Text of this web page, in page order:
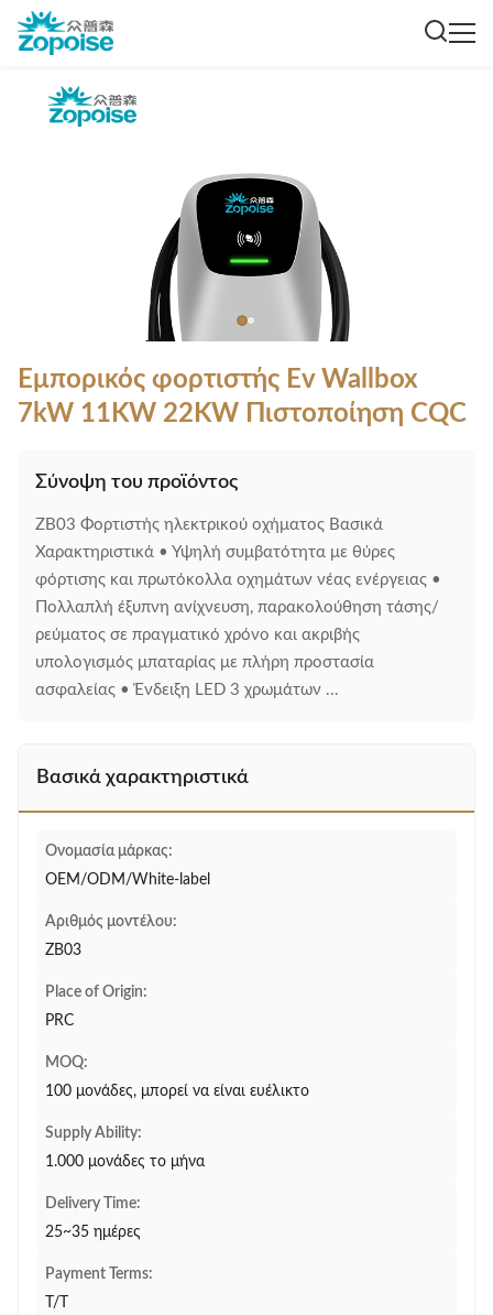
Εμπορικός φορτιστής Ev Wallbox
7kW 11KW 22KW Πιστοποίηση CQC
Σύνοψη του προϊόντος
ZB03 Φορτιστής ηλεκτρικού οχήματος Βασικά
Χαρακτηριστικά • Υψηλή συμβατότητα με θύρες
φόρτισης και πρωτόκολλα οχημάτων νέας ενέργειας •
Πολλαπλή έξυπνη ανίχνευση, παρακολούθηση τάσης/
ρεύματος σε πραγματικό χρόνο και ακριβής
υπολογισμός μπαταρίας με πλήρη προστασία
ασφαλείας • Ένδειξη LED 3 χρωμάτων ...
Βασικά χαρακτηριστικά
Ονομασία μάρκας:
OEM/ODM/White-label
Αριθμός μοντέλου:
ZB03
Place of Origin:
PRC
MOQ:
100 μονάδες, μπορεί να είναι ευέλικτο
Supply Ability:
1.000 μονάδες το μήνα
Delivery Time:
25~35 ημέρες
Payment Terms:
T/T